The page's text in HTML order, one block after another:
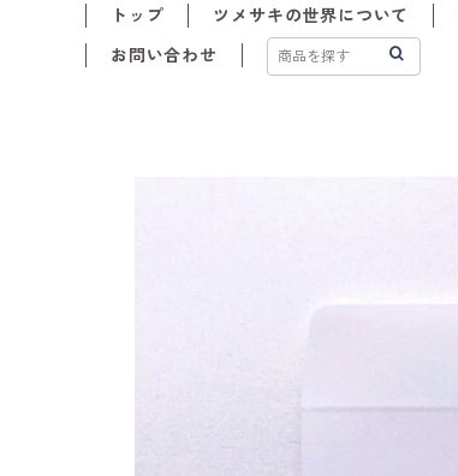
トップ ツメサキの世界について
お問い合わせ